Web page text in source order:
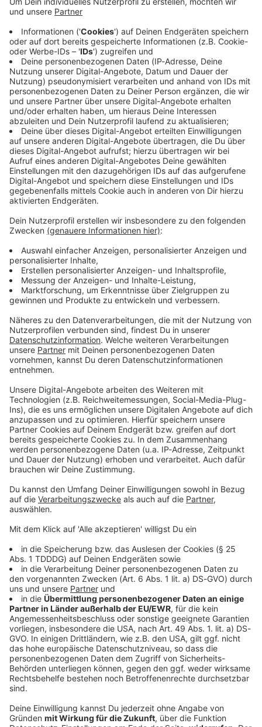
H- Blockx –Fillin_The_Blank
Diese Woche unsere Empfehlung aus der ROCK
ANTENNE in NRW Musikredaktion: H- Blockx –
Fillin_The_Blank!
Hört uns und lasst von euch hören:
Keep on rocking!
Verpass' nichts mehr mit unserem kostenlosen ROCK
ANTENNE Bayern Rock-Newsletter. Ob Musiknews,
Interviews, Quizspaß oder unsere neuesten Aktionen -
wir informieren dich.
Zum Newsletter anmelden
Du möchtest uns etwas sagen?
Studio Hotline
Kontaktformular
Sprachnachricht
DAS KÖNNTE DICH AUCH INTERESSIEREN
Interviews